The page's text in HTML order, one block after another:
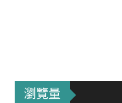
瀏覽量